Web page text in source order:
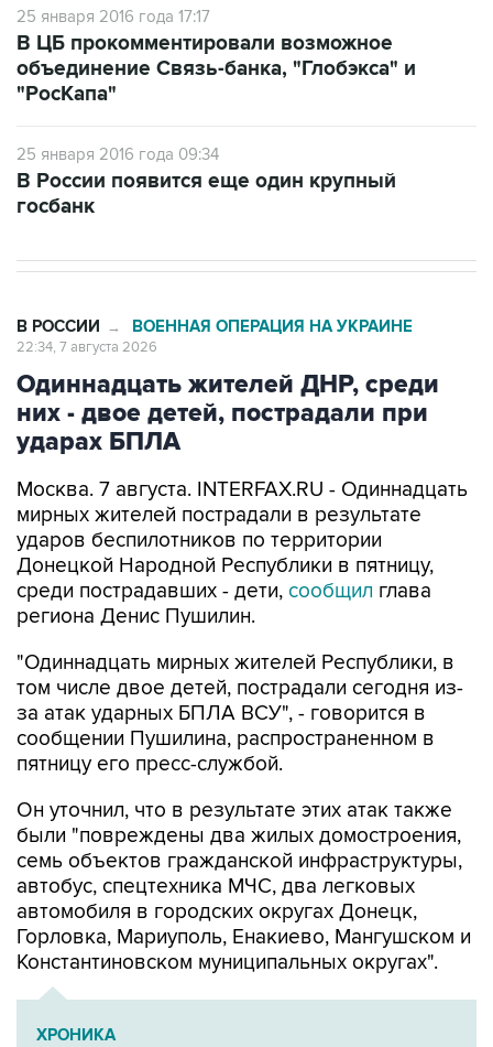
25 января 2016 года 17:17
В ЦБ прокомментировали возможное
объединение Связь-банка, "Глобэкса" и
"РосКапа"
25 января 2016 года 09:34
В России появится еще один крупный
госбанк
В РОССИИ → ВОЕННАЯ ОПЕРАЦИЯ НА УКРАИНЕ
22:34, 7 августа 2026
Одиннадцать жителей ДНР, среди
них - двое детей, пострадали при
ударах БПЛА
Москва. 7 августа. INTERFAX.RU - Одиннадцать
мирных жителей пострадали в результате
ударов беспилотников по территории
Донецкой Народной Республики в пятницу,
среди пострадавших - дети, сообщил глава
региона Денис Пушилин.
"Одиннадцать мирных жителей Республики, в
том числе двое детей, пострадали сегодня из-
за атак ударных БПЛА ВСУ", - говорится в
сообщении Пушилина, распространенном в
пятницу его пресс-службой.
Он уточнил, что в результате этих атак также
были "повреждены два жилых домостроения,
семь объектов гражданской инфраструктуры,
автобус, спецтехника МЧС, два легковых
автомобиля в городских округах Донецк,
Горловка, Мариуполь, Енакиево, Мангушском и
Константиновском муниципальных округах".
ХРОНИКА